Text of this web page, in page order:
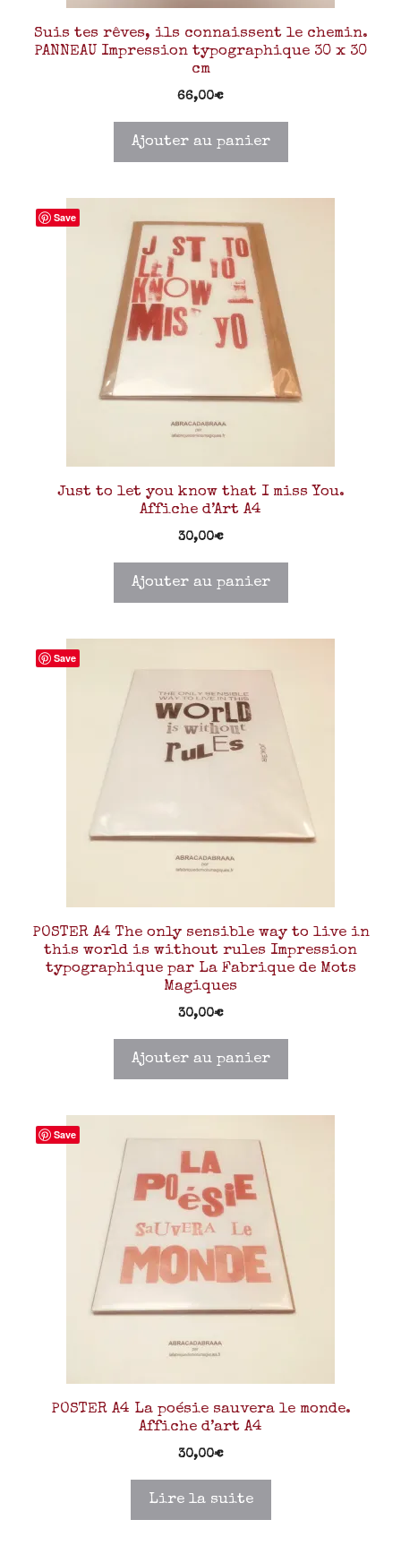
Suis tes rêves, ils connaissent le chemin.
PANNEAU Impression typographique 30 x 30
cm
66,00€
Ajouter au panier
Save
Just to let you know that I miss You.
Affiche d’Art A4
30,00€
Ajouter au panier
Save
POSTER A4 The only sensible way to live in
this world is without rules Impression
typographique par La Fabrique de Mots
Magiques
30,00€
Ajouter au panier
Save
POSTER A4 La poésie sauvera le monde.
Affiche d’art A4
30,00€
Lire la suite